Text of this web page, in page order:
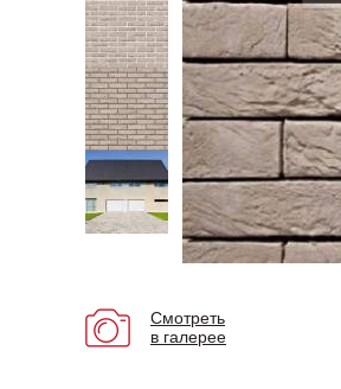
Смотреть
в галерее